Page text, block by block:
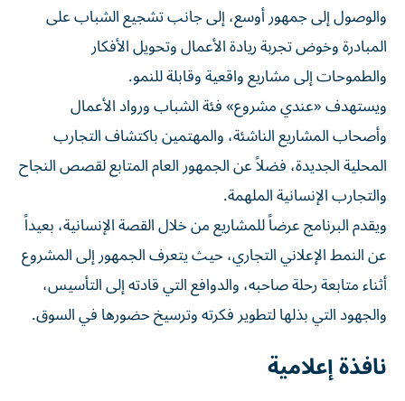
والوصول إلى جمهور أوسع، إلى جانب تشجيع الشباب على
المبادرة وخوض تجربة ريادة الأعمال وتحويل الأفكار
والطموحات إلى مشاريع واقعية وقابلة للنمو.
ويستهدف «عندي مشروع» فئة الشباب ورواد الأعمال
وأصحاب المشاريع الناشئة، والمهتمين باكتشاف التجارب
المحلية الجديدة، فضلاً عن الجمهور العام المتابع لقصص النجاح
والتجارب الإنسانية الملهمة.
ويقدم البرنامج عرضاً للمشاريع من خلال القصة الإنسانية، بعيداً
عن النمط الإعلاني التجاري، حيث يتعرف الجمهور إلى المشروع
أثناء متابعة رحلة صاحبه، والدوافع التي قادته إلى التأسيس،
والجهود التي بذلها لتطوير فكرته وترسيخ حضورها في السوق.
نافذة إعلامية